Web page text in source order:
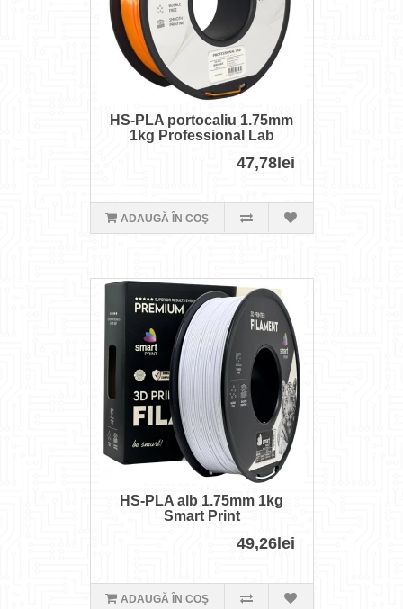
HS-PLA portocaliu 1.75mm
1kg Professional Lab
47,78lei
ADAUGĂ ÎN COŞ
HS-PLA alb 1.75mm 1kg
Smart Print
49,26lei
ADAUGĂ ÎN COŞ